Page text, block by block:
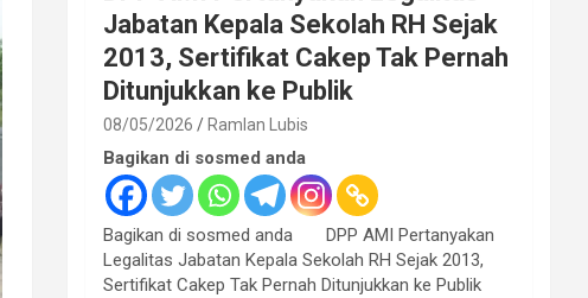
Jabatan Kepala Sekolah RH Sejak
2013, Sertifikat Cakep Tak Pernah
Ditunjukkan ke Publik
08/05/2026 Ramlan Lubis
Bagikan di sosmed anda
Bagikan di sosmed anda DPP AMI Pertanyakan
Legalitas Jabatan Kepala Sekolah RH Sejak 2013,
Sertifikat Cakep Tak Pernah Ditunjukkan ke Publik